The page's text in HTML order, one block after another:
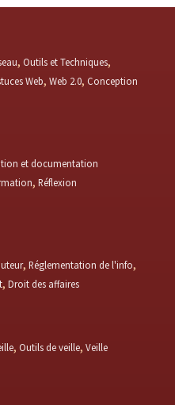
Outils et Techniques
Web Web 2.0 Conception
et documentation
Réflexion
Réglementation de l'info
Droit des affaires
Outils de veille Veille